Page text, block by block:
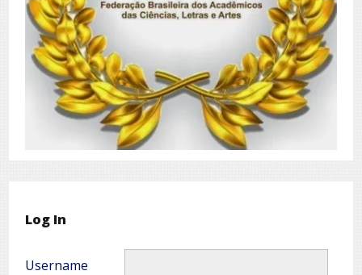
Log In
Username